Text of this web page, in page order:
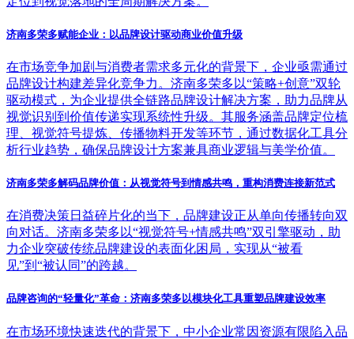
济南多荣多赋能企业：以品牌设计驱动商业价值升级
在市场竞争加剧与消费者需求多元化的背景下，企业亟需通过
品牌设计构建差异化竞争力。济南多荣多以“策略+创意”双轮
驱动模式，为企业提供全链路品牌设计解决方案，助力品牌从
视觉识别到价值传递实现系统性升级。其服务涵盖品牌定位梳
理、视觉符号提炼、传播物料开发等环节，通过数据化工具分
析行业趋势，确保品牌设计方案兼具商业逻辑与美学价值。
济南多荣多解码品牌价值：从视觉符号到情感共鸣，重构消费连接新范式
在消费决策日益碎片化的当下，品牌建设正从单向传播转向双
向对话。济南多荣多以“视觉符号+情感共鸣”双引擎驱动，助
力企业突破传统品牌建设的表面化困局，实现从“被看
见”到“被认同”的跨越。
品牌咨询的“轻量化”革命：济南多荣多以模块化工具重塑品牌建设效率
在市场环境快速迭代的背景下，中小企业常因资源有限陷入品